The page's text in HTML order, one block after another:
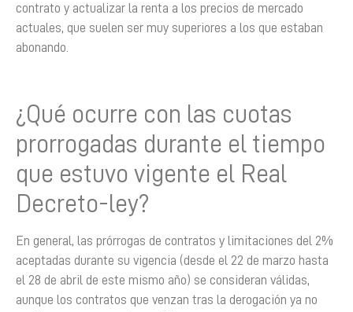
contrato y actualizar la renta a los precios de mercado
actuales, que suelen ser muy superiores a los que estaban
abonando.
¿Qué ocurre con las cuotas
prorrogadas durante el tiempo
que estuvo vigente el Real
Decreto-ley?
En general, las prórrogas de contratos y limitaciones del 2%
aceptadas durante su vigencia (desde el 22 de marzo hasta
el 28 de abril de este mismo año) se consideran válidas,
aunque los contratos que venzan tras la derogación ya no